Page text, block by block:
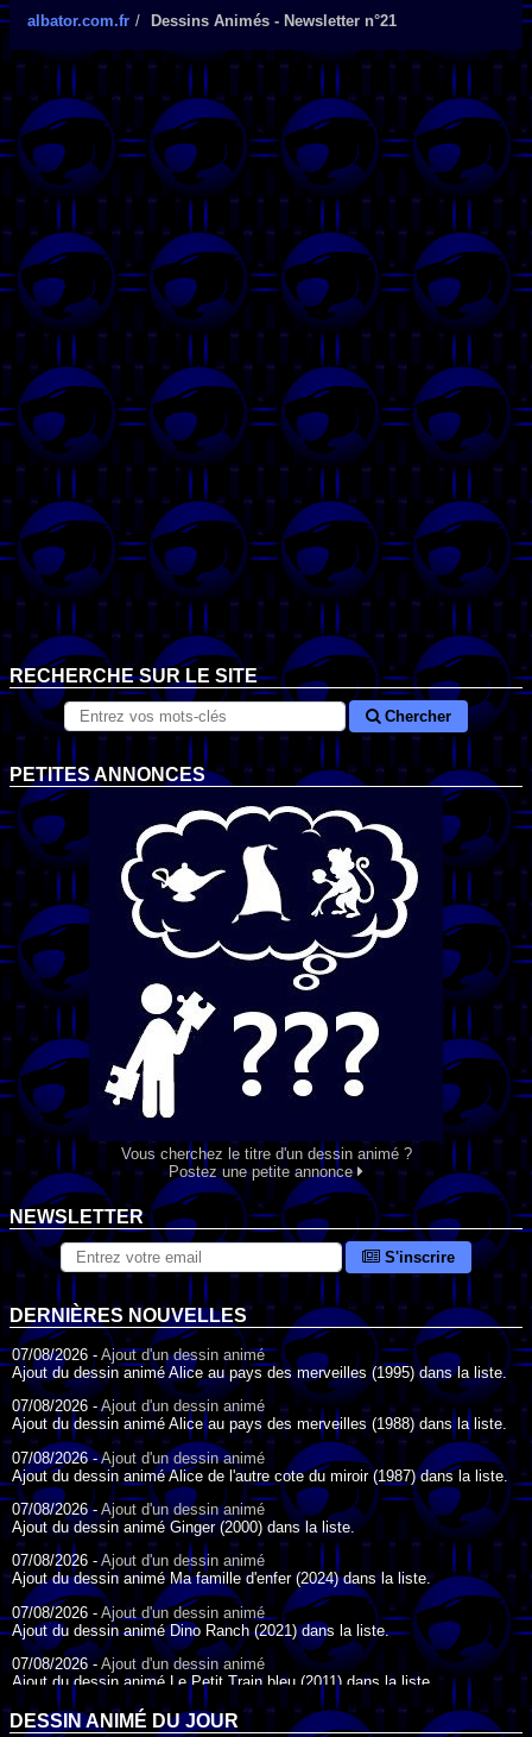
albator.com.fr Dessins Animés - Newsletter n°21
RECHERCHE SUR LE SITE
Chercher
PETITES ANNONCES
Vous cherchez le titre d'un dessin animé ?
Postez une petite annonce
NEWSLETTER
S'inscrire
DERNIÈRES NOUVELLES
07/08/2026 - Ajout d'un dessin animé
Ajout du dessin animé Alice au pays des merveilles (1995) dans la liste.
07/08/2026 -Ajout d'un dessin animé
Ajout du dessin animé Alice au pays des merveilles (1988) dans la liste.
07/08/2026 -Ajout d'un dessin animé
Ajout du dessin animé Alice de l'autre cote du miroir (1987) dans la liste.
07/08/2026 -Ajout d'un dessin animé
Ajout du dessin animé Ginger (2000) dans la liste.
07/08/2026 - Ajout d'un dessin animé
Ajout du dessin animé Ma famille d'enfer (2024) dans la liste.
07/08/2026 - Ajout d'un dessin animé
Ajout du dessin animé Dino Ranch (2021) dans la liste.
07/08/2026 -Ajout d'un dessin animé
Ajout du dessin animé Le Petit Train bleu (2011) dans la liste.
07/08/2026 - Ajout d'un dessin animé
Ajout du dessin animé Agent Spécial Oso (2009) dans la liste.
DESSIN ANIMÉ DU JOUR